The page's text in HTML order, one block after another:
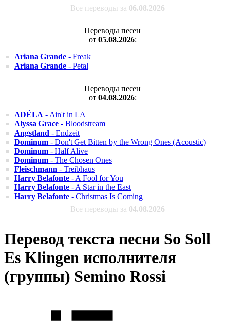
Все переводы за 06.08.2026
Переводы песен
от 05.08.2026:
Ariana Grande - Freak
Ariana Grande - Petal
Переводы песен
от 04.08.2026:
ADÉLA - Ain't in LA
Alyssa Grace - Bloodstream
Angstland - Endzeit
Dominum - Don't Get Bitten by the Wrong Ones (Acoustic)
Dominum - Half Alive
Dominum - The Chosen Ones
Fleischmann - Treibhaus
Harry Belafonte - A Fool for You
Harry Belafonte - A Star in the East
Harry Belafonte - Christmas Is Coming
Все переводы за 04.08.2026
Перевод текста песни So Soll
Es Klingen исполнителя
(группы) Semino Rossi